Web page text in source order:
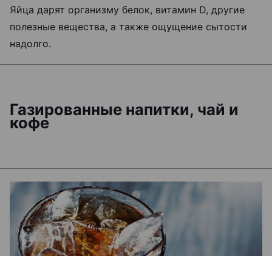
Яйца дарят организму белок, витамин D, другие
полезные вещества, а также ощущение сытости
надолго.
Газированные напитки, чай и
кофе